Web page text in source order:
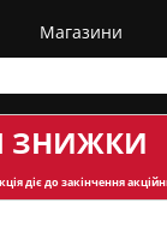
Магазини
ЗНИЖКИ
діє до закінчення